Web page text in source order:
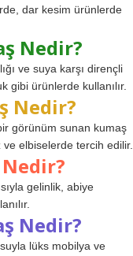
dar kesim ürünlerde
Nedir?
ve suya karşı dirençli
gibi ürünlerde kullanılır.
Nedir?
görünüm sunan kumaş
elbiselerde tercih edilir.
gelinlik, abiye
Nedir?
lüks mobilya ve